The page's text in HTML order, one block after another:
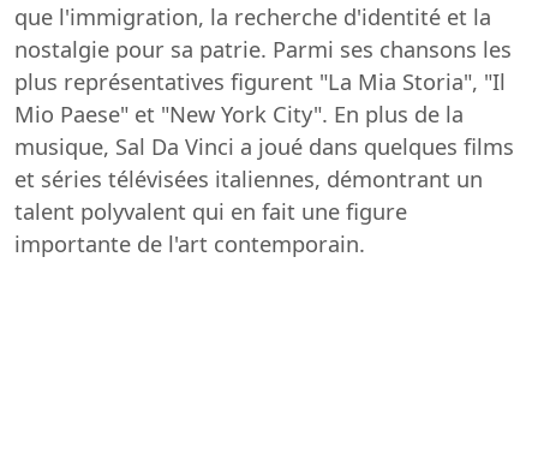
que l'immigration, la recherche d'identité et la
nostalgie pour sa patrie. Parmi ses chansons les
plus représentatives figurent "La Mia Storia", "Il
Mio Paese" et "New York City". En plus de la
musique, Sal Da Vinci a joué dans quelques films
et séries télévisées italiennes, démontrant un
talent polyvalent qui en fait une figure
importante de l'art contemporain.